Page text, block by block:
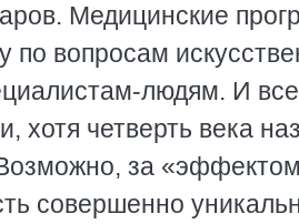
Медицинские
вопросам
людям. И
хотя четверть века
за
совершенно